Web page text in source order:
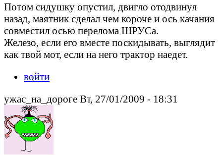
Потом сидушку опустил, двигло отодвинул
назад, маятник сделал чем короче и ось качания
совместил осью перелома ШРУСа.
Железо, если его вместе поскидывать, выглядит
как твой мот, если на него трактор наедет.
войти
ужас_на_дороге Вт, 27/01/2009 - 18:31